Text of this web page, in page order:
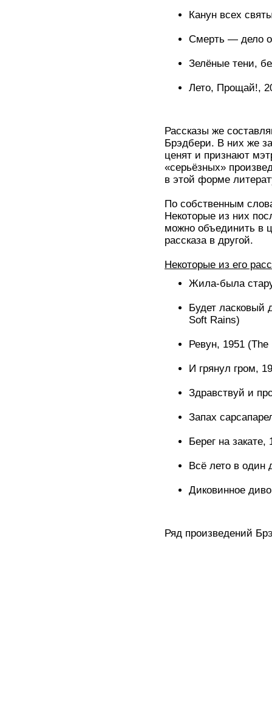
Канун всех
Смерть — дело
Зелёные тени,
Лето, Прощай!,
Рассказы же
Брэдбери. В них же
ценят и признают
«серьёзных»
в этой форме
По собственным
Некоторые из них
можно объединить в
рассказа в другой.
Некоторые из его
Жила-была
Будет ласковый
Soft Rains)
Ревун, 1951
И грянул гром,
Здравствуй и
Запах
Берег на
Всё лето в один
Диковинное
Ряд произведений